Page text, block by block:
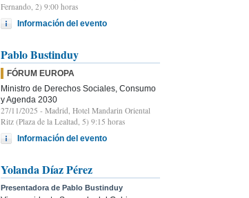
Fernando, 2) 9:00 horas
Información del evento
Pablo Bustinduy
FÓRUM EUROPA
Ministro de Derechos Sociales, Consumo
y Agenda 2030
27/11/2025 - Madrid, Hotel Mandarin Oriental
Ritz (Plaza de la Lealtad, 5) 9:15 horas
Información del evento
Yolanda Díaz Pérez
Presentadora de Pablo Bustinduy